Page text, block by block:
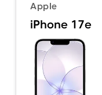
Apple
iPhone 17e